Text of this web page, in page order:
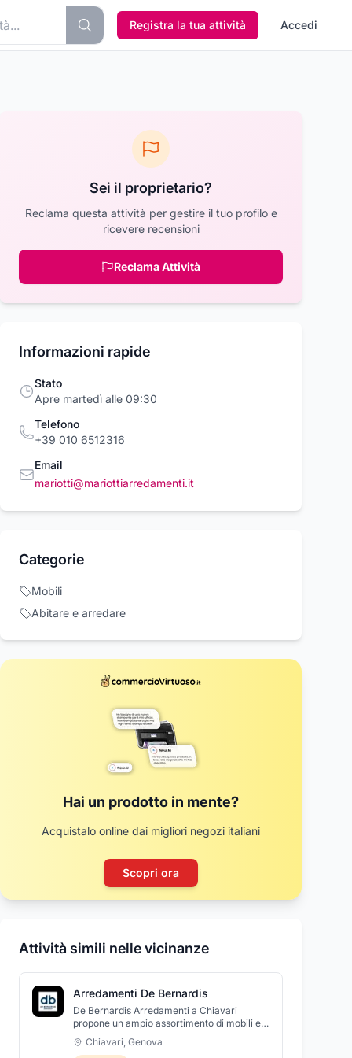
Registra la tua attività Accedi
Marzotto
84,00 €
commercioVirtuoso.it
Sei il proprietario?
Reclama questa attività per gestire il tuo profilo e
ricevere recensioni
Reclama Attività
Informazioni rapide
Stato
Apre martedì alle 09:30
Telefono
+39 010 6512316
Email
mariotti@mariottiarredamenti.it
Categorie
Mobili
Abitare e arredare
Hai un prodotto in mente?
Acquistalo online dai migliori negozi italiani
Scopri ora
Attività simili nelle vicinanze
Arredamenti De Bernardis
De Bernardis Arredamenti a Chiavari
propone un ampio assortimento di mobili e
soluzioni di arredo per ogni ambiente della
casa, adatti a rispondere ad ogni tipo di
Chiavari, Genova